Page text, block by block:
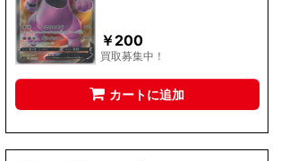
￥200
買取募集中！
カートに追加